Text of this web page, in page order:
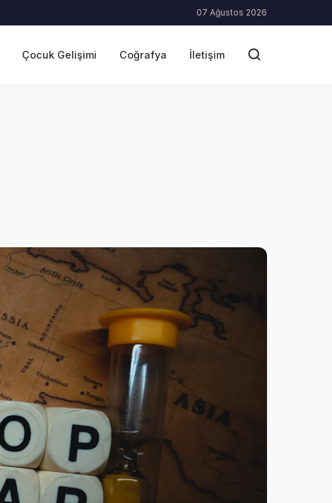
07 Ağustos 2026
Çocuk Gelişimi Coğrafya İletişim